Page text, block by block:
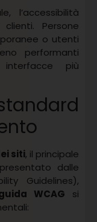
l’accessibilità
Persone
o utenti
performanti
più
siti, il principale
dalle
Guidelines),
WCAG si